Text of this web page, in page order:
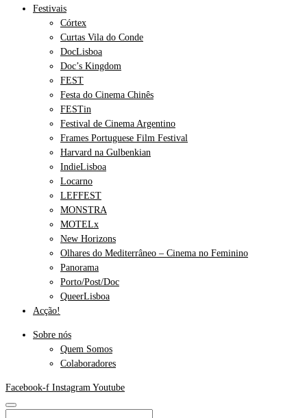
Festivais
Córtex
Curtas Vila do Conde
DocLisboa
Doc’s Kingdom
FEST
Festa do Cinema Chinês
FESTin
Festival de Cinema Argentino
Frames Portuguese Film Festival
Harvard na Gulbenkian
IndieLisboa
Locarno
LEFFEST
MONSTRA
MOTELx
New Horizons
Olhares do Mediterrâneo – Cinema no Feminino
Panorama
Porto/Post/Doc
QueerLisboa
Acção!
Sobre nós
Quem Somos
Colaboradores
Facebook-f Instagram Youtube